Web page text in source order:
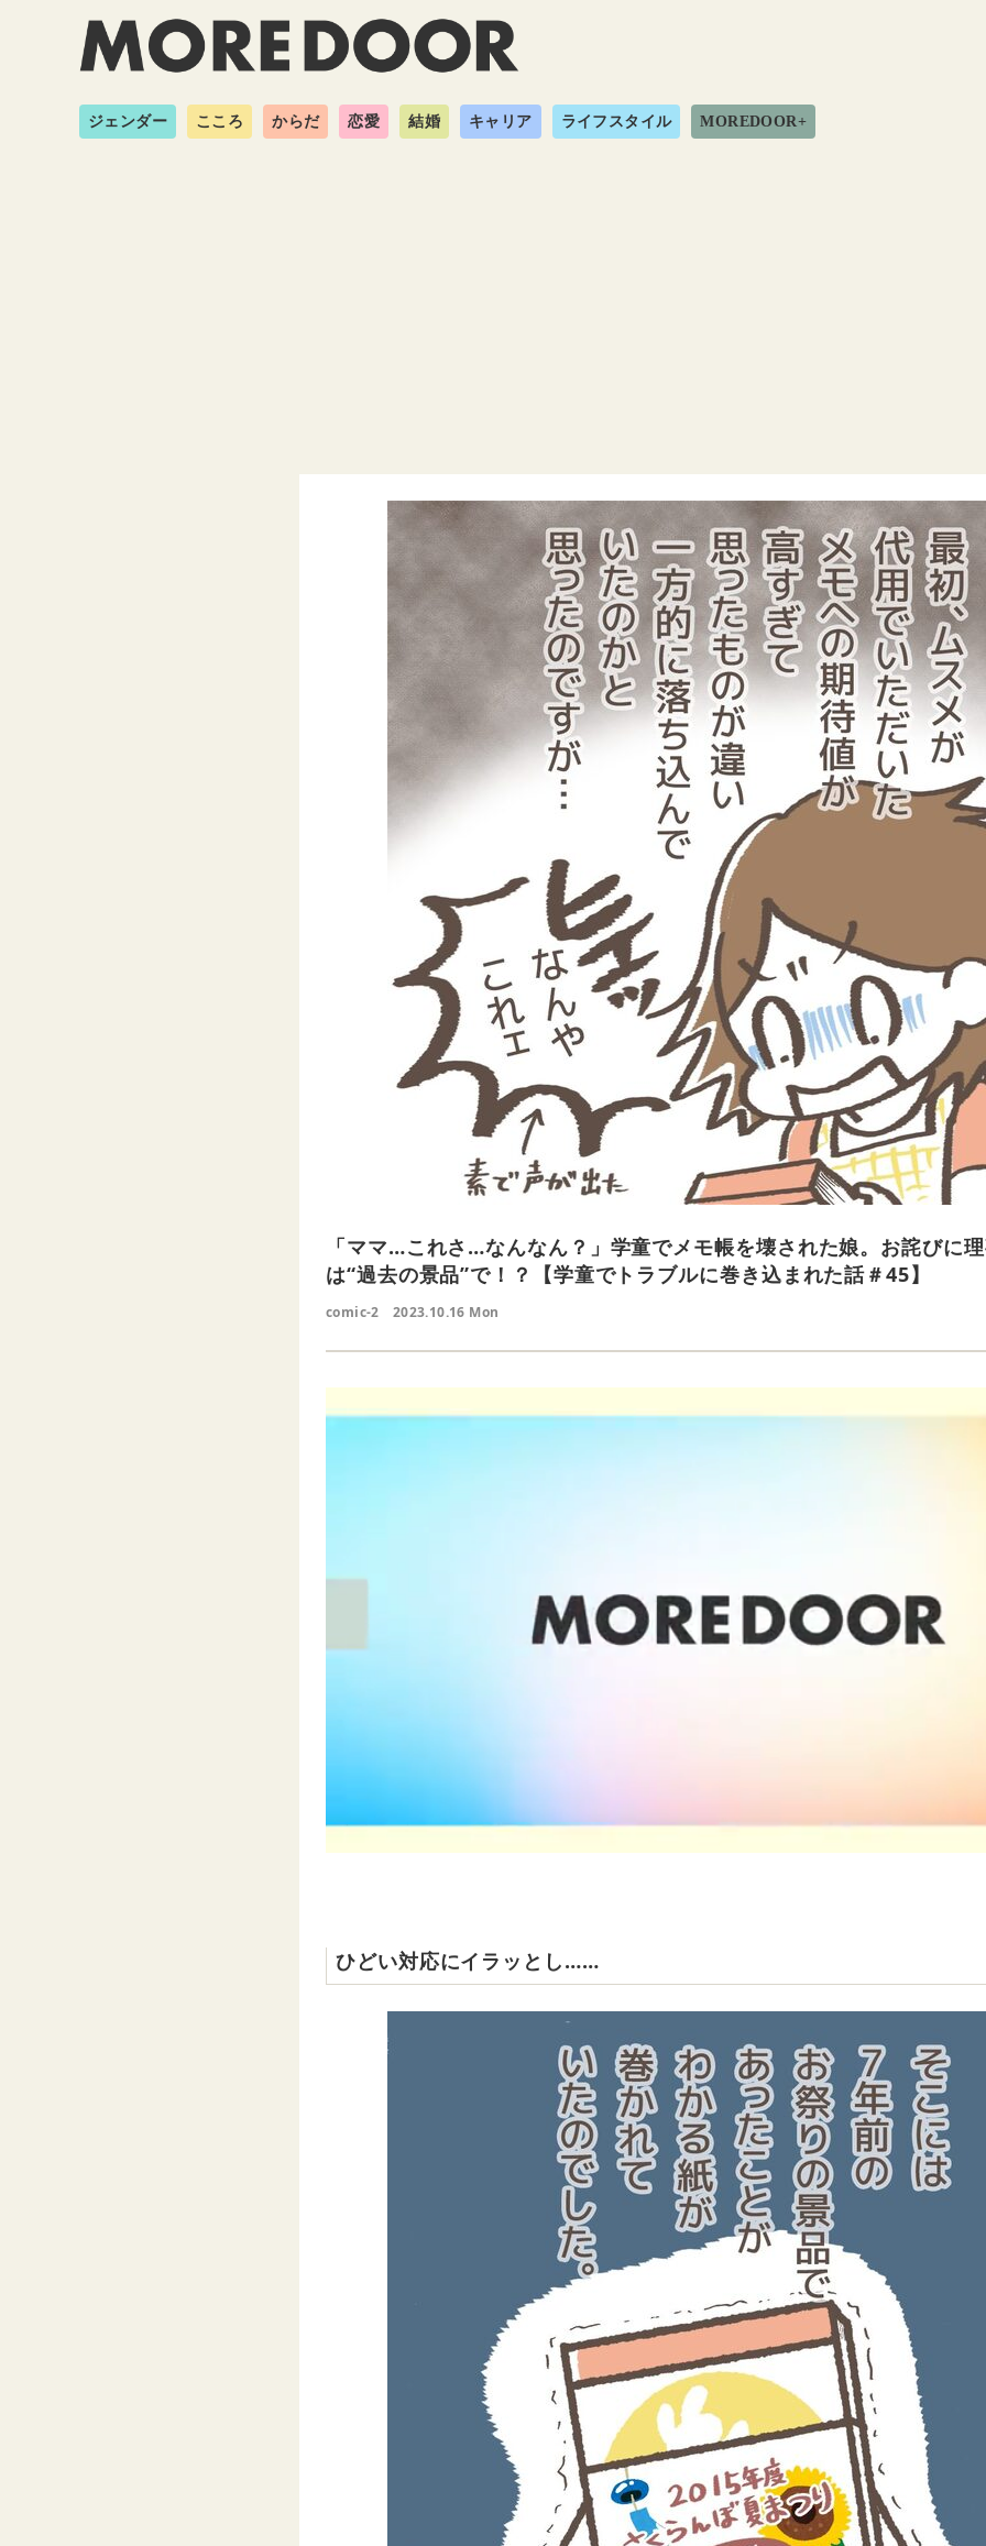
ジェンダー こころ からだ 恋愛 結婚 キャリア ライフスタイル MOREDOOR+
「ママ…これさ…なんなん？」学童でメモ帳を壊された娘。お詫びに
は“過去の景品”で！？【学童でトラブルに巻き込まれた話＃45】
comic-2 2023.10.16 Mon
ひどい対応にイラッとし……